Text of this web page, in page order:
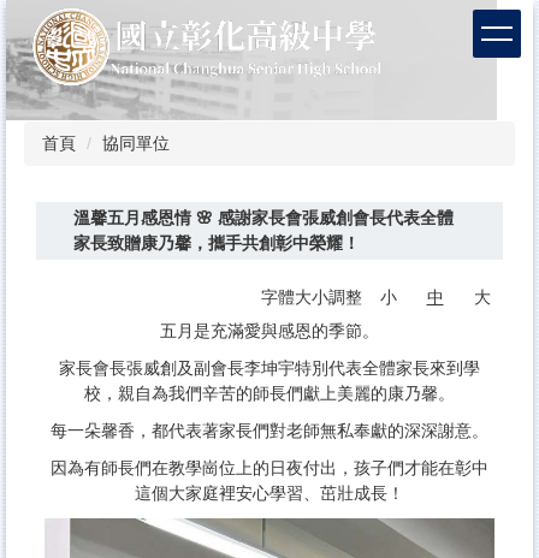
到
主
要
內
首頁 協同單位
溫馨五月感恩情 🌸 感謝家長會張威創會長代表全體
家長致贈康乃馨，攜手共創彰中榮耀！
字體大小調整 小 中
大
五月是充滿愛與感恩的季節。
家長會長張威創及副會長李坤宇特別代表全體家長來到學
校，親自為我們辛苦的師長們獻上美麗的康乃馨。
每一朵馨香，都代表著家長們對老師無私奉獻的深深謝意。
因為有師長們在教學崗位上的日夜付出，孩子們才能在彰中
這個大家庭裡安心學習、茁壯成長！